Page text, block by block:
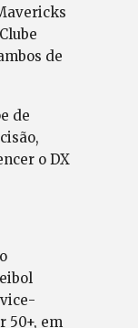
de
de
o DX
50+, em